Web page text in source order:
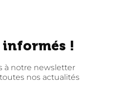
informés !
à notre newsletter
nos actualités